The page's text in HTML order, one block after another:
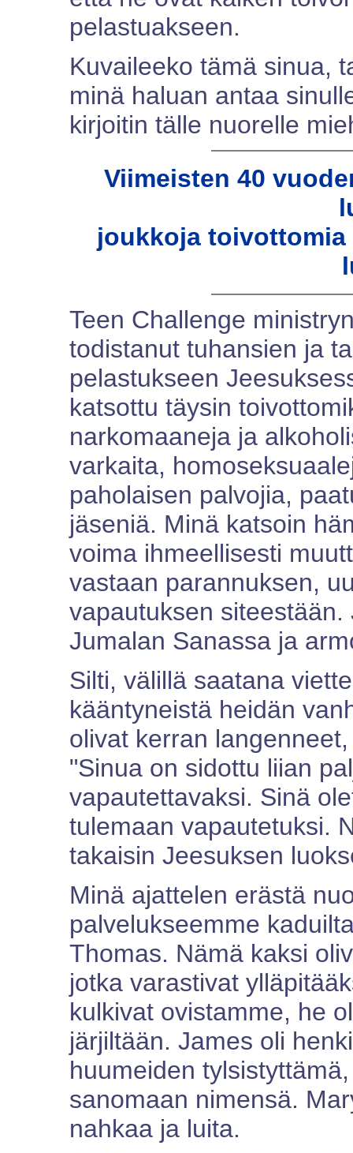
pelastuakseen.
Kuvaileeko tämä sinua,
minä haluan antaa
kirjoitin tälle nuorelle
Viimeisten 40
joukkoja
Teen Challenge
todistanut tuhansien ja
pelastukseen
katsottu täysin
narkomaaneja ja
varkaita,
paholaisen palvojia,
jäseniä. Minä katsoin
voima ihmeellisesti
vastaan parannuksen,
vapautuksen
Jumalan Sanassa ja
Silti, välillä saatana
kääntyneistä heidän
olivat kerran
"Sinua on sidottu liian
vapautettavaksi. Sinä
tulemaan vapautetuksi.
takaisin Jeesuksen
Minä ajattelen erästä
palvelukseemme
Thomas. Nämä kaksi
jotka varastivat
kulkivat ovistamme, he
järjiltään. James oli
huumeiden
sanomaan nimensä.
nahkaa ja luita.